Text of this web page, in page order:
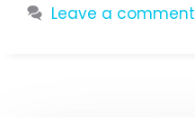
Leave a comment